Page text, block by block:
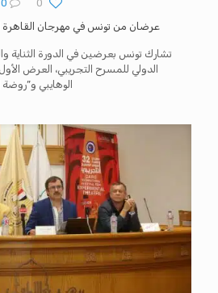
0
0
عرضان من تونس في مهرجان القاهرة
تشارك تونس بعرضين في الدورة الثناية
الدولي للمسرح التجريبي، العرض
الوهايبي و”روضة